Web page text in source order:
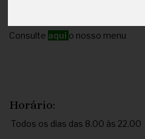
Consulte aqui o nosso menu
Horário:
Todos os dias das 8.00 às 22.00